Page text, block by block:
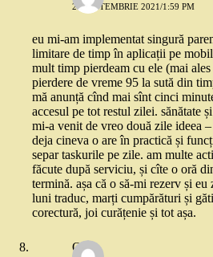
27 SEPTEMBRIE 2021/1:59 PM
eu mi-am implementat singură
limitare de timp în aplicații pe
mult timp pierdeam cu ele (mai
pierdere de vreme 95 la sută din
mă anunță cînd mai sînt cinci
accesul pe tot restul zilei. sănătate
mi-a venit de vreo două zile ideea
deja cineva o are în practică și
separ taskurile pe zile. am multe
făcute după serviciu, și cîte o oră
termină. așa că o să-mi rezerv și eu
luni traduc, marți cumpărături și
corectură, joi curățenie și tot așa.
Oana